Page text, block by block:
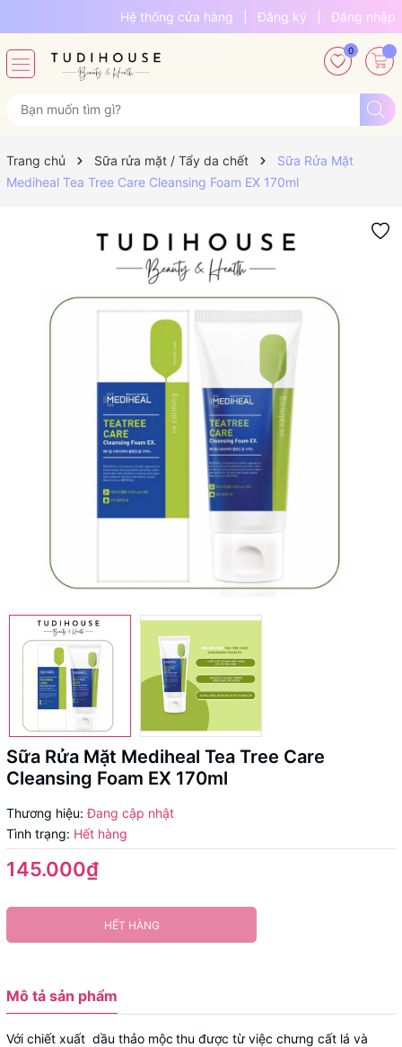
Hệ thống cửa hàng Đăng ký Đăng nhập
0
Trang chủ Sữa rửa mặt / Tẩy da chết
Sữa Rửa Mặt
Mediheal Tea Tree Care Cleansing Foam EX 170ml
Sữa Rửa Mặt Mediheal Tea Tree Care
Cleansing Foam EX 170ml
Thương hiệu: Đang cập nhật
Tình trạng: Hết hàng
145.000₫
HẾT HÀNG
Mô tả sản phẩm
Với chiết xuất dầu thảo mộc thu được từ việc chưng cất lá và